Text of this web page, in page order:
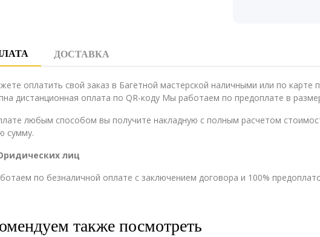
ДОСТАВКА
оплатить свой заказ в Багетной мастерской наличными или по
дистанционная оплата по QR-коду Мы работаем по предоплате в
любым способом вы получите накладную с полным расчетом
сумму.
лиц
по безналичной оплате с заключением договора и 100%
также посмотреть